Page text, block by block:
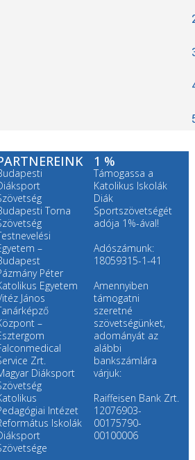
Torna
–
Péter
Egyetem
János
–
Zrt.
Diáksport
Intézet
Iskolák
1 %
Támogassa a
Katolikus Iskolák
Diák
Sportszövetségét
adója 1%-ával!
Adószámunk:
18059315-1-41
Amennyiben
támogatni
szeretné
szövetségünket,
adományát az
alábbi
bankszámlára
várjuk:
Raiffeisen Bank Zrt.
12076903-
00175790-
00100006